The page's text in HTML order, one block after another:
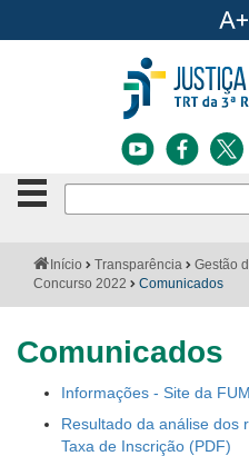
Ir para o menu
Botão
de
clique
ou
fechar
Notícias
Serviços
Jurisprudência
Transparência
Você
está
Início Transparência Gestão
Concurso 2022
Comunicados
Comunicados
Informações - Site da
Resultado da análise dos
Taxa de Inscrição